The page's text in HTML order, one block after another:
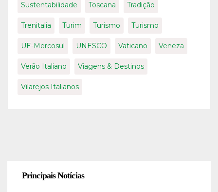
Sustentabilidade Toscana Tradição
Trenitalia Turim Turismo Turismo
UE-Mercosul UNESCO Vaticano Veneza
Verão Italiano Viagens & Destinos
Vilarejos Italianos
Principais Notícias